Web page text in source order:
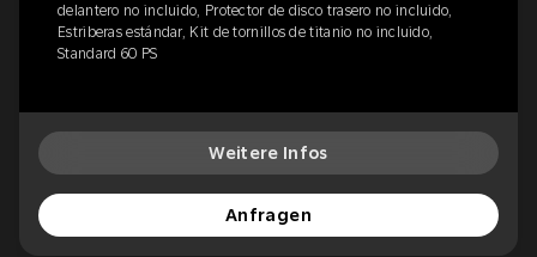
delantero no incluido, Protector de disco trasero no incluido,
Estriberas estándar, Kit de tornillos de titanio no incluido,
Standard 60 PS
Weitere Infos
Anfragen